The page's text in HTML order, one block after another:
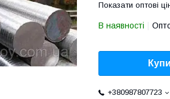
Показати оптові
В наявності
+380987807723